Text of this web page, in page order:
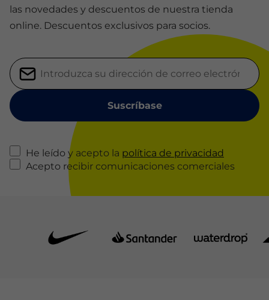
las novedades y descuentos de nuestra tienda
online. Descuentos exclusivos para socios.
He leído y acepto la política de privacidad
Acepto recibir comunicaciones comerciales